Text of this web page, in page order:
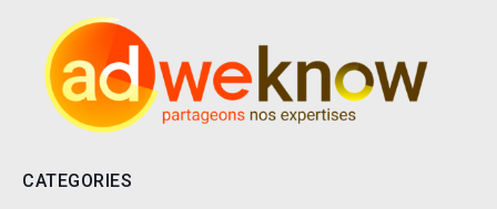
CATEGORIES